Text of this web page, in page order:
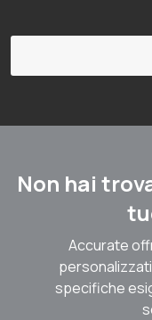
Non hai
Accurate
specifiche